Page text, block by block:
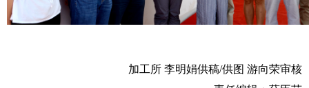
加工所 李明娟供稿/供图 游向荣审核